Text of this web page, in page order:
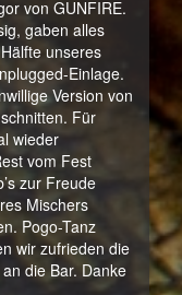
von GUNFIRE.
gaben alles
unseres
Einlage.
Version von
Für
wieder
vom Fest
zur Freude
Mischers
Pogo-Tanz
wir zufrieden die
die Bar. Danke